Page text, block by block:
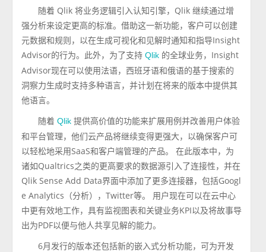
随着 Qlik 将业务逻辑引入认知引擎，Qlik 继续通过增
强分析来设定更高的标准。借助这一新功能，客户可以创建
元数据和规则，以在生成可视化和见解时通知和指导Insight
Advisor的行为。此外，为了支持Qlik 的全球业务，Insight
Advisor现在可以使用法语，西班牙语和俄语的基于搜索的
洞察力生成时支持多种语言，并计划在将来的版本中提供其
他语言。
随着Qlik 提供高价值的功能来扩展用例并改善用户体验
和平台管理，他们云产品将继续变得更强大，以确保客户可
以轻松地采用SaaS和客户端管理的产品。 在此版本中，为
诸如Qualtrics之类的更高要求的数据源引入了连接性，并在
Qlik Sense Add Data界面中添加了更多连接器，包括Googl
e Analytics（分析），Twitter等。 用户现在可以在云中心
中更有效地工作，具有监视图表和关键业务KPI以及将故事导
出为PDF以便与他人共享见解的能力。
6月发行的版本还包括新的嵌入式分析功能，可为开发